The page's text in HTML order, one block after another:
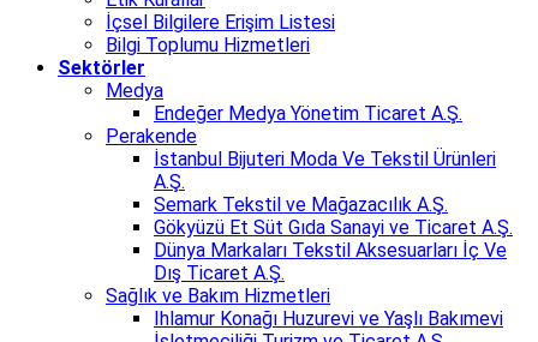
İçsel Bilgilere Erişim Listesi
Bilgi Toplumu Hizmetleri
Sektörler
Medya
Endeğer Medya Yönetim Ticaret A.Ş.
Perakende
İstanbul Bijuteri Moda Ve Tekstil Ürünleri
A.Ş.
Semark Tekstil ve Mağazacılık A.Ş.
Gökyüzü Et Süt Gıda Sanayi ve Ticaret A.Ş.
Dünya Markaları Tekstil Aksesuarları İç Ve
Dış Ticaret A.Ş.
Sağlık ve Bakım Hizmetleri
Ihlamur Konağı Huzurevi ve Yaşlı Bakımevi